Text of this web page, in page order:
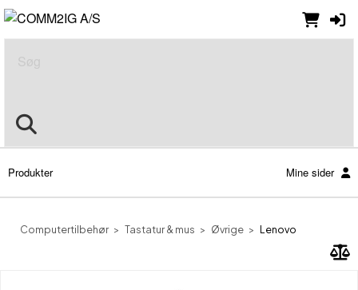
Produkter Mine sider
Computertilbehør Tastatur & mus Øvrige Lenovo